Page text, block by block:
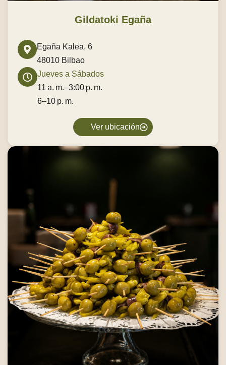
Gildatoki Egaña
Egaña Kalea, 6
48010 Bilbao
Jueves a Sábados
11 a. m.–3:00 p. m.
6–10 p. m.
Ver ubicación